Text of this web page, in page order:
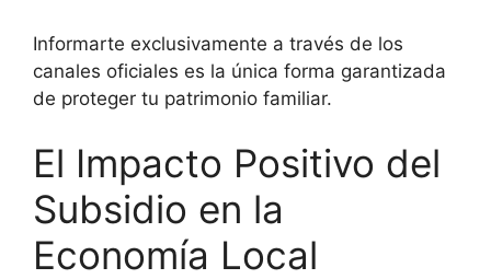
Informarte exclusivamente a través de los
canales oficiales es la única forma garantizada
de proteger tu patrimonio familiar.
El Impacto Positivo del
Subsidio en la
Economía Local